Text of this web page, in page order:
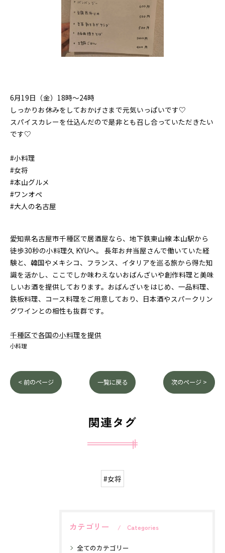
6月19日（金）18時〜24時
しっかりお休みをしておかげさまで元気いっぱいです♡
スパイスカレーを仕込んだので是非とも召し合っていただきたい
です♡
#小料理
#女将
#本山グルメ
#ワンオペ
#大人の名古屋
愛知県名古屋市千種区で居酒屋なら、地下鉄東山線 本山駅から
徒歩30秒の小料理久 KYUへ。 長年お弁当屋さんで働いていた経
験と、韓国やメキシコ、フランス、イタリアを巡る旅から得た知
識を活かし、ここでしか味わえないおばんざいや創作料理と美味
しいお酒を提供しております。おばんざいをはじめ、一品料理、
鉄板料理、コース料理をご用意しており、日本酒やスパークリン
グワインとの相性も抜群です。
千種区で各国の小料理を提供
小料理
< 前のページ 一覧に戻る 次のページ >
関連タグ
#女将
カテゴリー Categories
全てのカテゴリー